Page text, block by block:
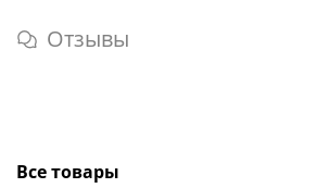
Отзывы
Все товары